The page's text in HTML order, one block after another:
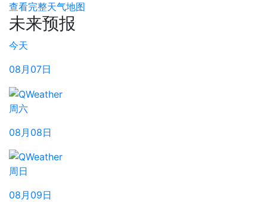
查看完整天气地图
未来预报
今天
08月07日
周六
08月08日
周日
08月09日